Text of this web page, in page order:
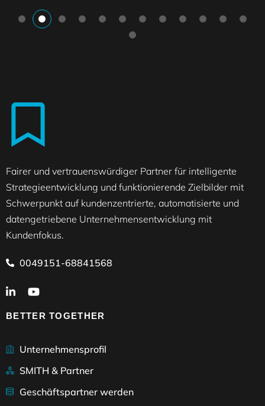
Fairer und vertrauenswürdiger Partner für intelligente
Strategieentwicklung und funktionierende Zielbilder mit
Schwerpunkt auf kundenzentrierte, automatisierte und
datengetriebene Unternehmensentwicklung mit
Kundenfokus.
0049151-68841568
BETTER TOGETHER
Unternehmensprofil
SMITH & Partner
Geschäftspartner werden